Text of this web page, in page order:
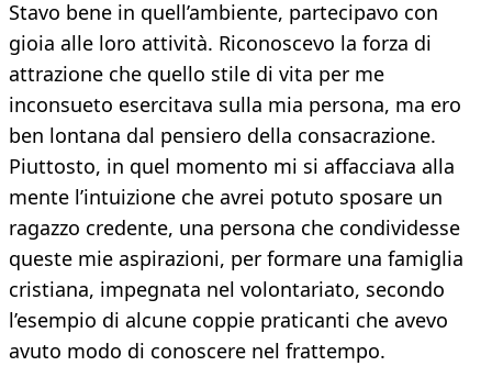
Stavo bene in quell’ambiente, partecipavo con
gioia alle loro attività. Riconoscevo la forza di
attrazione che quello stile di vita per me
inconsueto esercitava sulla mia persona, ma ero
ben lontana dal pensiero della consacrazione.
Piuttosto, in quel momento mi si affacciava alla
mente l’intuizione che avrei potuto sposare un
ragazzo credente, una persona che condividesse
queste mie aspirazioni, per formare una famiglia
cristiana, impegnata nel volontariato, secondo
l’esempio di alcune coppie praticanti che avevo
avuto modo di conoscere nel frattempo.